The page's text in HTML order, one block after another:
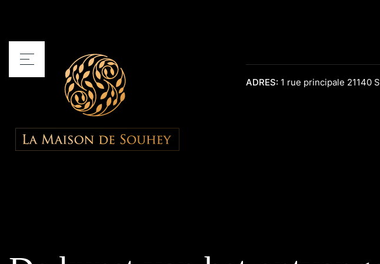
ADRES: 1 rue principale 21140
Activiteiten